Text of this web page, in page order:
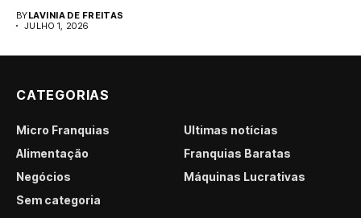
BYLAVINIA DE FREITAS
JULHO 1, 2026
CATEGORIAS
Micro Franquias
Últimas notícias
Alimentação
Franquias Baratas
Negócios
Máquinas Lucrativas
Sem categoria